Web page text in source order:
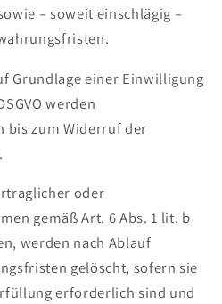
– soweit einschlägig –
Grundlage einer Einwilligung
werden
bis zum Widerruf der
oder
gemäß Art. 6 Abs. 1 lit. b
werden nach Ablauf
gelöscht, sofern sie
erforderlich sind und